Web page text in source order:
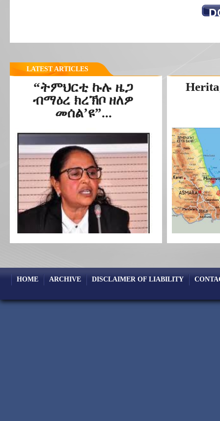
LATEST ARTICLES
“ትምህርቲ ኩሉ ዜጋ
ብማዕረ ክረኽቦ ዘለዎ
መሰል’ዩ”...
HOME ARCHIVE DISCLAIMER OF LIABILITY